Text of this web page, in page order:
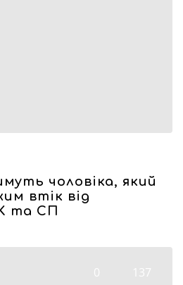
чоловіка, який
втік від
та СП
0 137